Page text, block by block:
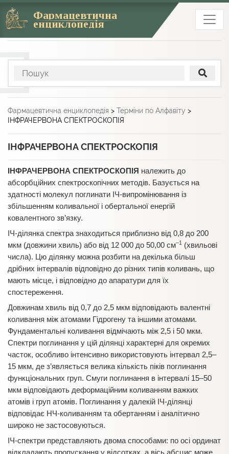
Фармацевтична
енциклопедія
Фармацевтична енциклопедія > Терміни по Алфавіту >
ІНФРАЧЕРВОНА СПЕКТРОСКОПІЯ
ІНФРАЧЕРВОНА СПЕКТРОСКОПІЯ
ІНФРАЧЕРВОНА СПЕКТРОСКОПІЯ належить до
абсорбційних спектроскопічних методів. Базується на
здатності молекул поглинати ІЧ-випромінювання із
збільшенням коливальної і обертальної енергій
ковалентного зв’язку.
ІЧ-ділянка спектра знаходиться приблизно від 0,8 до 200
мкм (довжини хвиль) або від 12 000 до 50,00 см–1 (хвильові
числа). Цю ділянку можна розбити на декілька більш
дрібних інтервалів відповідно до різних типів коливань, що
мають місце, і відповідно до апаратури для їх
спостереження.
Довжинам хвиль від 0,7 до 2,5 мкм відповідають валентні
коливання між атомами Гідрогену та іншими атомами.
Фундаментальні коливання відмічають між 2,5 і 50 мкм.
Спектри поглинання у цій ділянці характерні для окремих
часток, особливо інтенсивно використовують інтервал 2,5–
15 мкм, де з’являється велика кількість піків поглинання
функціональних груп. Смуги поглинання в інтервалі 15–50
мкм відповідають деформаційним коливанням важких
атомів і груп атомів. Поглинання у далекій ІЧ-ділянці
відповідає НЧ-коливанням та обертанням і аналітично
широко не застосовуються.
ІЧ-спектри представляють двома способами: по осі ординат
відкладають пропускання у відсотках, а вісь абсцис може